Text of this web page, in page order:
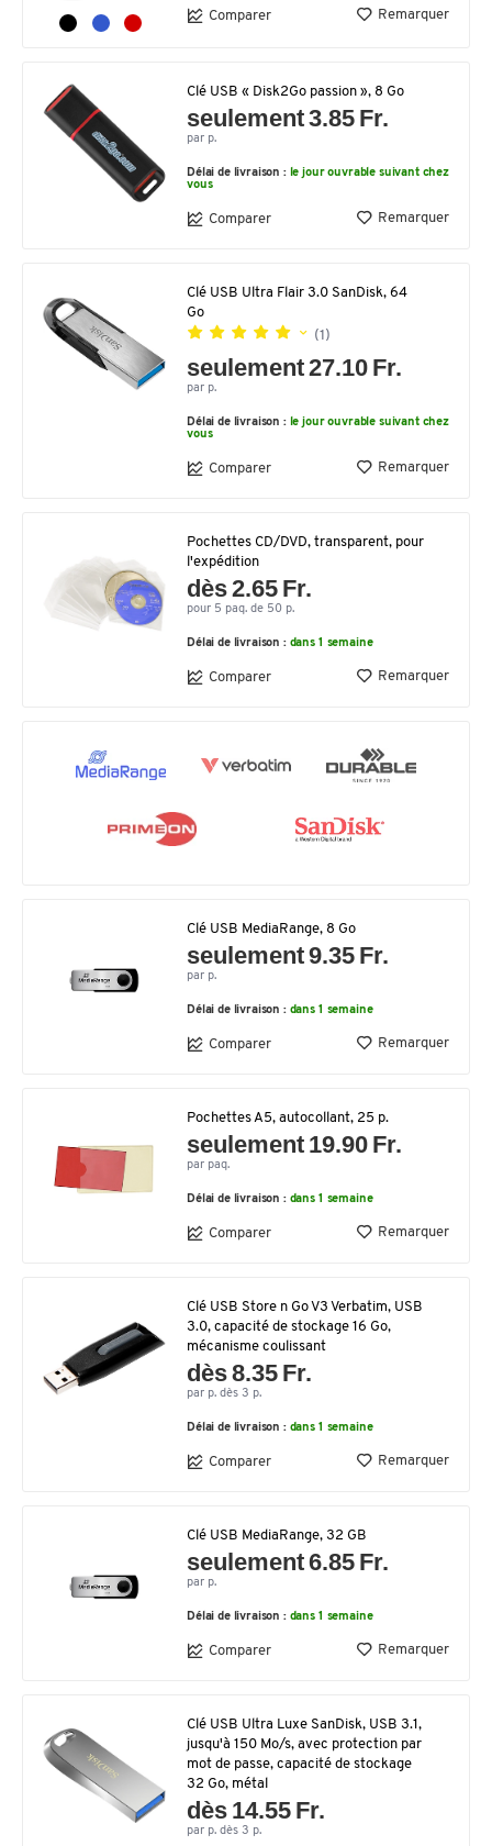
Comparer Remarquer
Clé USB « Disk2Go passion », 8 Go
seulement 3.85 Fr.
par p.
Délai de livraison : le jour ouvrable suivant chez
vous
Comparer Remarquer
Clé USB Ultra Flair 3.0 SanDisk, 64
Go
(1)
seulement 27.10 Fr.
par p.
Délai de livraison : le jour ouvrable suivant chez
vous
Comparer Remarquer
Pochettes CD/DVD, transparent, pour
l'expédition
dès 2.65 Fr.
pour 5 paq. de 50 p.
Délai de livraison : dans 1 semaine
Comparer Remarquer
Clé USB MediaRange, 8 Go
seulement 9.35 Fr.
par p.
Délai de livraison : dans 1 semaine
Comparer Remarquer
Pochettes A5, autocollant, 25 p.
seulement 19.90 Fr.
par paq.
Délai de livraison : dans 1 semaine
Comparer Remarquer
Clé USB Store n Go V3 Verbatim, USB
3.0, capacité de stockage 16 Go,
mécanisme coulissant
dès 8.35 Fr.
par p. dès 3 p.
Délai de livraison : dans 1 semaine
Comparer Remarquer
Clé USB MediaRange, 32 GB
seulement 6.85 Fr.
par p.
Délai de livraison : dans 1 semaine
Comparer Remarquer
Clé USB Ultra Luxe SanDisk, USB 3.1,
jusqu'à 150 Mo/s, avec protection par
mot de passe, capacité de stockage
32 Go, métal
dès 14.55 Fr.
par p. dès 3 p.